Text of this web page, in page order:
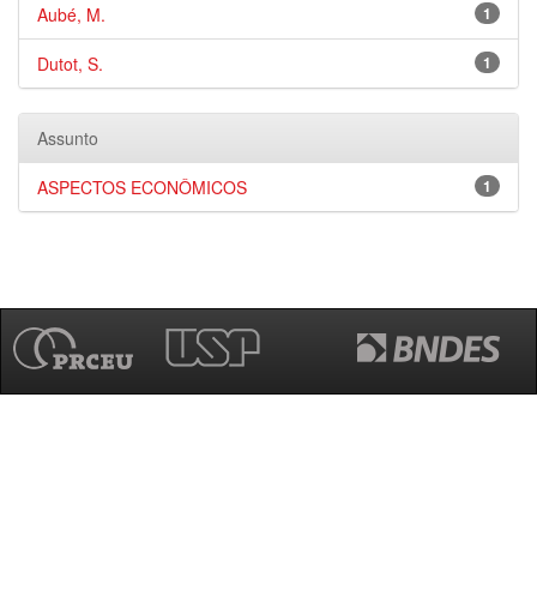
1
Aubé, M.
1
Dutot, S.
Assunto
1
ASPECTOS ECONÔMICOS